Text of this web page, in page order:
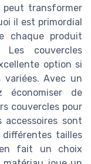
peut transformer
il est primordial
chaque produit
couvercles
option si
Avec un
économiser de
couvercles pour
sont
tailles
fait un choix